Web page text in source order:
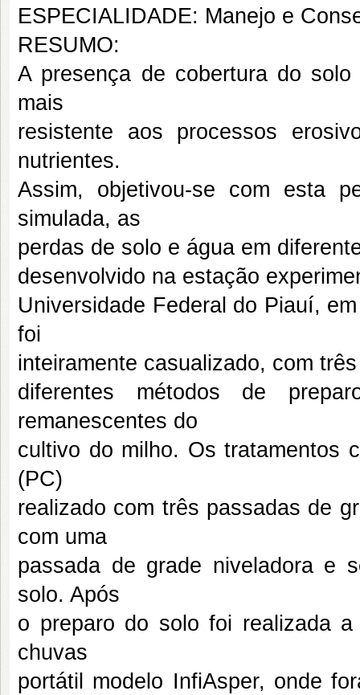
ESPECIALIDADE: Manejo e
RESUMO:
A presença de cobertura do
mais
resistente aos processos
nutrientes.
Assim, objetivou-se com esta
simulada, as
perdas de solo e água em
desenvolvido na estação
Universidade Federal do Piauí,
foi
inteiramente casualizado, com
diferentes métodos de
remanescentes do
cultivo do milho. Os tratamentos
(PC)
realizado com três passadas de
com uma
passada de grade niveladora e
solo. Após
o preparo do solo foi realizada
chuvas
portátil modelo InfiAsper, onde